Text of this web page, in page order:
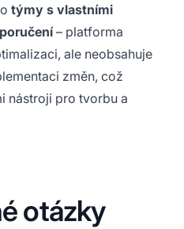
týmy s vlastními
– platforma
ale neobsahuje
změn, což
nástroji pro tvorbu a
otázky